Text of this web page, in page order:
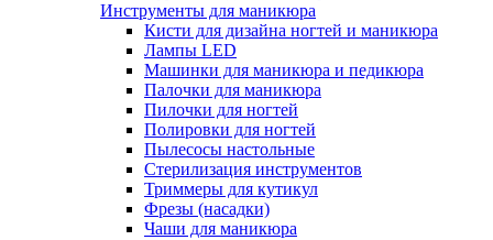
Инструменты для маникюра
Кисти для дизайна ногтей и маникюра
Лампы LED
Машинки для маникюра и педикюра
Палочки для маникюра
Пилочки для ногтей
Полировки для ногтей
Пылесосы настольные
Стерилизация инструментов
Триммеры для кутикул
Фрезы (насадки)
Чаши для маникюра